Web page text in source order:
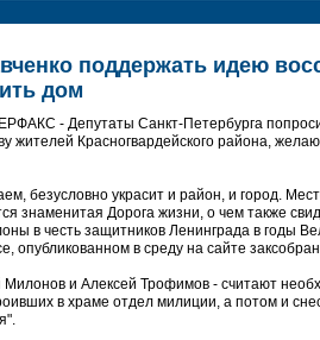
поддержать идею
дом
- Депутаты Санкт-Петербурга
жителей Красногвардейского района,
безусловно украсит и район, и город.
знаменитая Дорога жизни, о чем также
в честь защитников Ленинграда в годы
опубликованном в среду на сайте
и Алексей Трофимов - считают
в храме отдел милиции, а потом и